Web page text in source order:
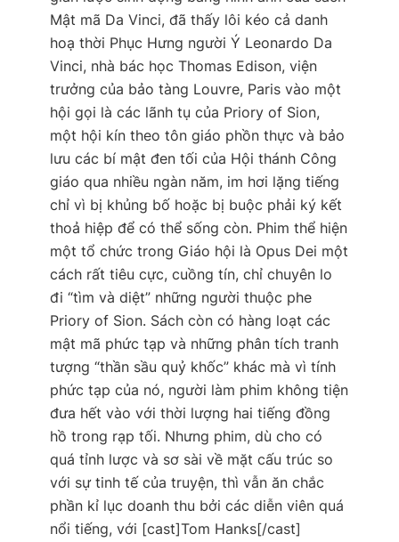
Mật mã Da Vinci, đã thấy lôi kéo cả danh
hoạ thời Phục Hưng người Ý Leonardo Da
Vinci, nhà bác học Thomas Edison, viện
trưởng của bảo tàng Louvre, Paris vào một
hội gọi là các lãnh tụ của Priory of Sion,
một hội kín theo tôn giáo phồn thực và bảo
lưu các bí mật đen tối của Hội thánh Công
giáo qua nhiều ngàn năm, im hơi lặng tiếng
chỉ vì bị khủng bố hoặc bị buộc phải ký kết
thoả hiệp để có thể sống còn. Phim thể hiện
một tổ chức trong Giáo hội là Opus Dei một
cách rất tiêu cực, cuồng tín, chỉ chuyên lo
đi “tìm và diệt” những người thuộc phe
Priory of Sion. Sách còn có hàng loạt các
mật mã phức tạp và những phân tích tranh
tượng “thần sầu quỷ khốc” khác mà vì tính
phức tạp của nó, người làm phim không tiện
đưa hết vào với thời lượng hai tiếng đồng
hồ trong rạp tối. Nhưng phim, dù cho có
quá tỉnh lược và sơ sài về mặt cấu trúc so
với sự tinh tế của truyện, thì vẫn ăn chắc
phần kỉ lục doanh thu bởi các diễn viên quá
nổi tiếng, với [cast]Tom Hanks[/cast]